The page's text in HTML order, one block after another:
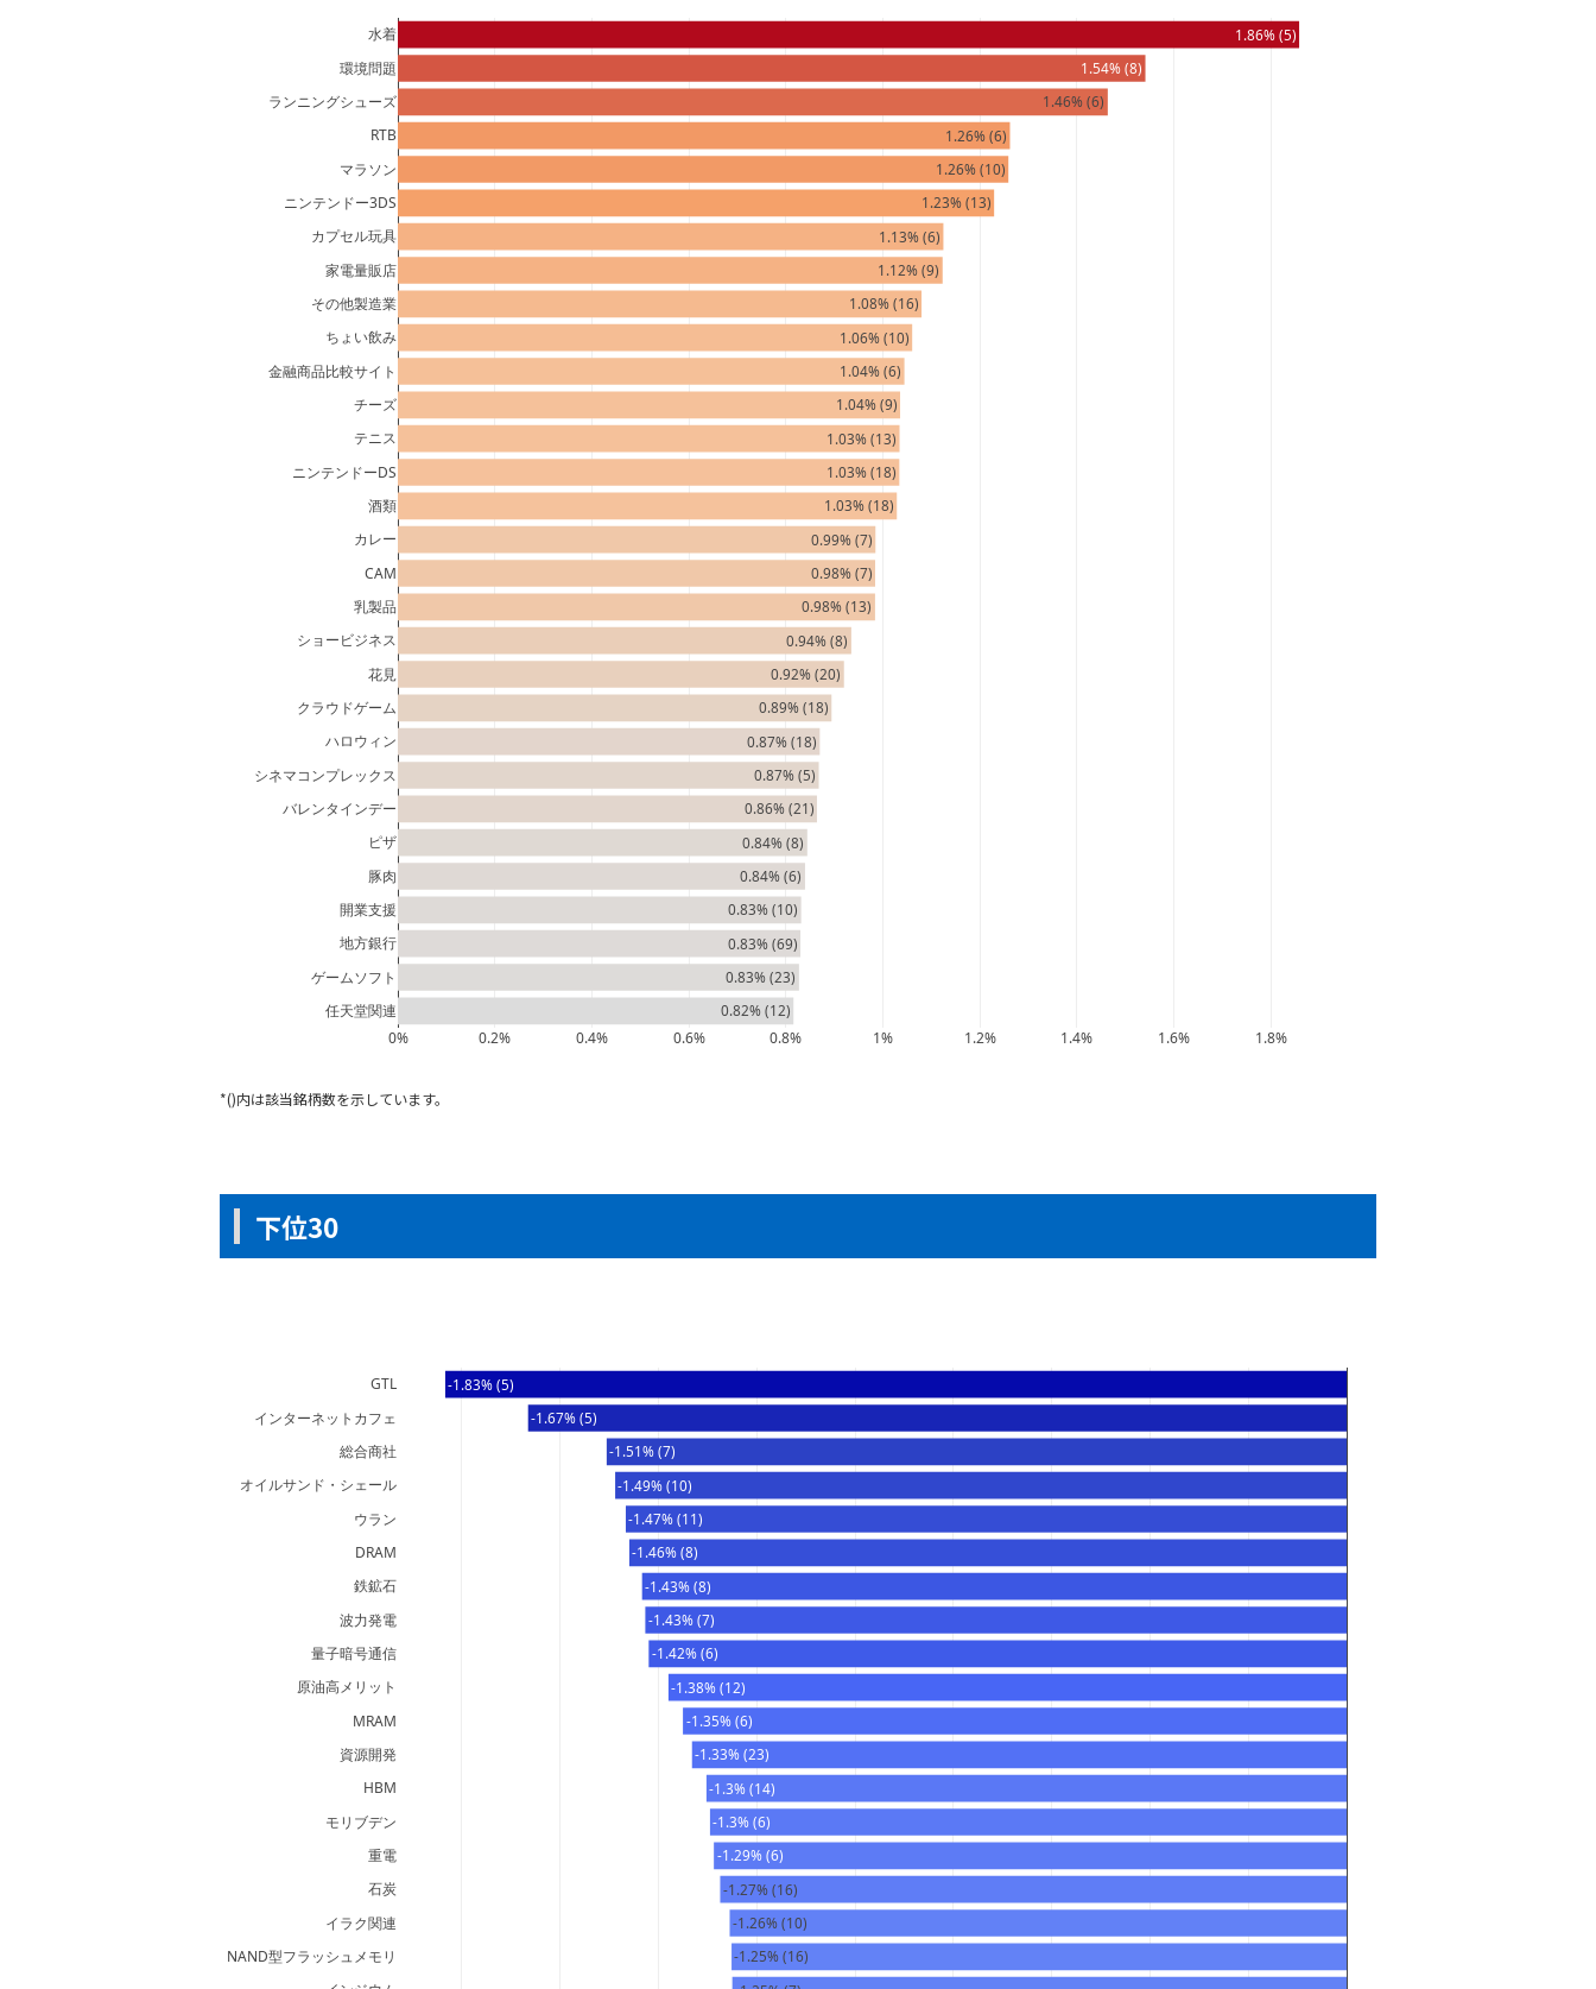
0.82% (12)
0.83% (23)
0.83% (69)
0.83% (10)
0.84% (6)
0.84% (8)
0.86% (21)
0.87% (5)
0.87% (18)
0.89% (18)
0.92% (20)
0.94% (8)
0.98% (13)
0.98% (7)
0.99% (7)
1.03% (18)
1.03% (18)
1.03% (13)
1.04% (9)
1.04% (6)
1.06% (10)
1.08% (16)
1.12% (9)
1.13% (6)
1.23% (13)
1.26% (10)
1.26% (6)
1.46% (6)
1.54% (8)
1.86% (5)
0% 0.2% 0.4% 0.6% 0.8% 1% 1.2% 1.4% 1.6% 1.8%
任天堂関連
ゲームソフト
地方銀行
開業支援
豚肉
ピザ
バレンタインデー
シネマコンプレックス
ハロウィン
クラウドゲーム
花見
ショービジネス
乳製品
CAM
カレー
酒類
ニンテンドーDS
テニス
チーズ
金融商品比較サイト
ちょい飲み
その他製造業
家電量販店
カプセル玩具
ニンテンドー3DS
マラソン
RTB
ランニングシューズ
環境問題
水着
*()内は該当銘柄数を示しています。
下位30
-1.25% (16)
-1.26% (10)
-1.27% (16)
-1.29% (6)
-1.3% (6)
-1.3% (14)
-1.33% (23)
-1.35% (6)
-1.38% (12)
-1.42% (6)
-1.43% (7)
-1.43% (8)
-1.46% (8)
-1.47% (11)
-1.49% (10)
-1.51% (7)
-1.67% (5)
-1.83% (5)
NAND型フラッシュメモリ
イラク関連
石炭
重電
モリブデン
HBM
資源開発
MRAM
原油高メリット
量子暗号通信
波力発電
鉄鉱石
DRAM
ウラン
オイルサンド・シェール
総合商社
インターネットカフェ
GTL